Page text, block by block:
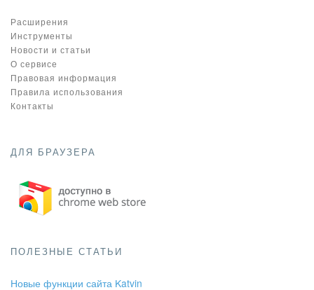
Расширения
Инструменты
Новости и статьи
О сервисе
Правовая информация
Правила использования
Контакты
ДЛЯ БРАУЗЕРА
ПОЛЕЗНЫЕ СТАТЬИ
Новые функции сайта Katvin